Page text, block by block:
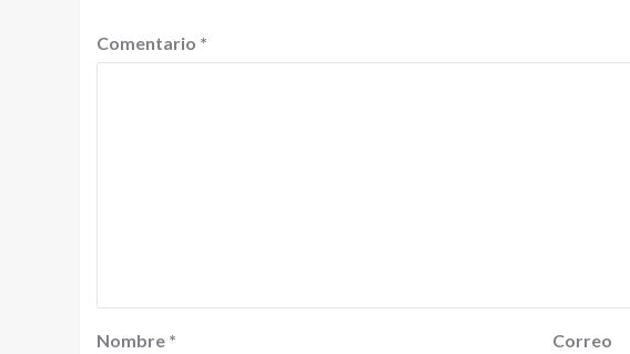
Comentario *
Nombre *
Correo